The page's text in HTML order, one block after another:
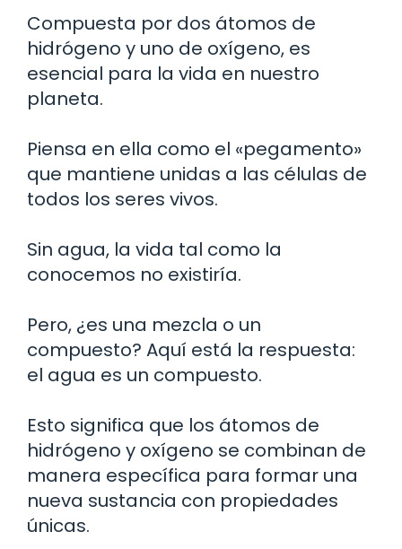
Compuesta por dos átomos de
hidrógeno y uno de oxígeno, es
esencial para la vida en nuestro
planeta.
Piensa en ella como el «pegamento»
que mantiene unidas a las células de
todos los seres vivos.
Sin agua, la vida tal como la
conocemos no existiría.
Pero, ¿es una mezcla o un
compuesto? Aquí está la respuesta:
el agua es un compuesto.
Esto significa que los átomos de
hidrógeno y oxígeno se combinan de
manera específica para formar una
nueva sustancia con propiedades
únicas.